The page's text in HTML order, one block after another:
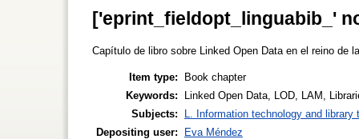
['eprint_fieldopt_linguabib_'
Capítulo de libro sobre Linked Open Data en el reino de
Item type:
Book chapter
Keywords:
Linked Open Data, LOD, LAM,
Subjects:
L. Information technology and library
Depositing user:
Eva Méndez